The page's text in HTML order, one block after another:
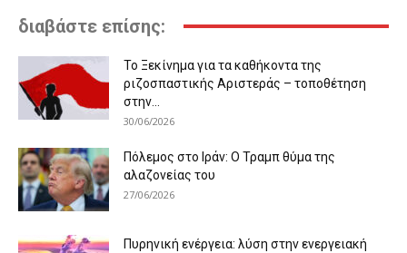
διαβάστε επίσης:
Το Ξεκίνημα για τα καθήκοντα της
ριζοσπαστικής Αριστεράς – τοποθέτηση
στην...
30/06/2026
Πόλεμος στο Ιράν: Ο Τραμπ θύμα της
αλαζονείας του
27/06/2026
Πυρηνική ενέργεια: λύση στην ενεργειακή